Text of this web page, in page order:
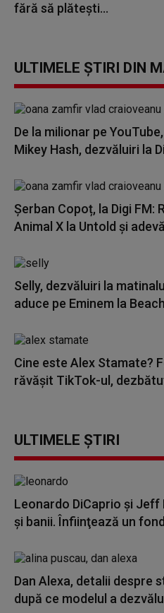
fără să plătești...
ULTIMELE ȘTIRI DIN
De la milionar pe
Mikey Hash, dezvăluiri la
Șerban Copoț, la Digi FM:
Animal X la Untold și
Selly, dezvăluiri la
aduce pe Eminem la
Cine este Alex Stamate?
răvășit TikTok-ul,
ULTIMELE ȘTIRI
Leonardo DiCaprio şi
și banii. Înfiinţează un
Dan Alexa, detalii despre
după ce modelul a